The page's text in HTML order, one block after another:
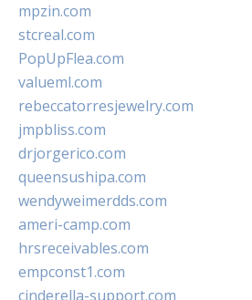
mpzin.com
stcreal.com
PopUpFlea.com
valueml.com
rebeccatorresjewelry.com
jmpbliss.com
drjorgerico.com
queensushipa.com
wendyweimerdds.com
ameri-camp.com
hrsreceivables.com
empconst1.com
cinderella-support.com